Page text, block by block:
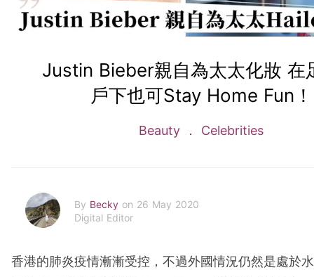
Justin Bieber親自為太太化妝 在
戶下也可Stay Home Fun！
Beauty Celebrities
By Becky on 26 May 2020
Digital Editor
香港的肺炎疫情漸漸受控，不過外國情況仍然是處於